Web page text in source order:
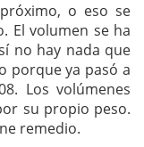
o eso se
El volumen se ha
no hay nada que
porque ya pasó a
Los volúmenes
su propio peso.
remedio.